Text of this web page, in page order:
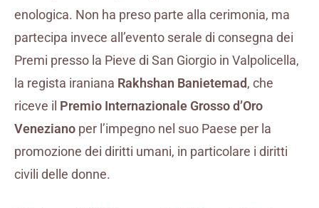
enologica. Non ha preso parte alla cerimonia, ma
partecipa invece all’evento serale di consegna dei
Premi presso la Pieve di San Giorgio in Valpolicella,
la regista iraniana Rakhshan Banietemad, che
riceve il Premio Internazionale Grosso d’Oro
Veneziano per l’impegno nel suo Paese per la
promozione dei diritti umani, in particolare i diritti
civili delle donne.